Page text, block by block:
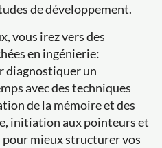
de développement.
vous irez vers des
en ingénierie:
diagnostiquer un
avec des techniques
de la mémoire et des
initiation aux pointeurs et
mieux structurer vos